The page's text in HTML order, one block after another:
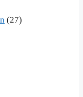
(27)